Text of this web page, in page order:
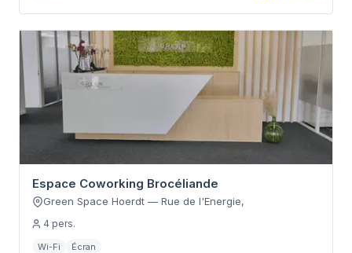
Espace Coworking Brocéliande
Green Space Hoerdt — Rue de l'Energie,
4 pers.
Wi-Fi Écran